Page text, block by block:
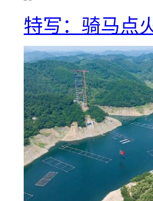
特写：骑马点